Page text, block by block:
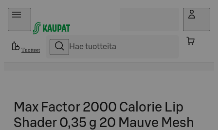
Hyppää sisältöön
Tuotteet
Max Factor 2000 Calorie Lip
Shader 0,35 g 20 Mauve Mesh